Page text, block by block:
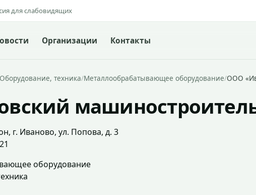
для слабовидящих
Организации Контакты
Оборудование, техника/Металлообрабатывающее оборудование/ООО
г. Иваново, ул. Попова, д. 3
оборудование